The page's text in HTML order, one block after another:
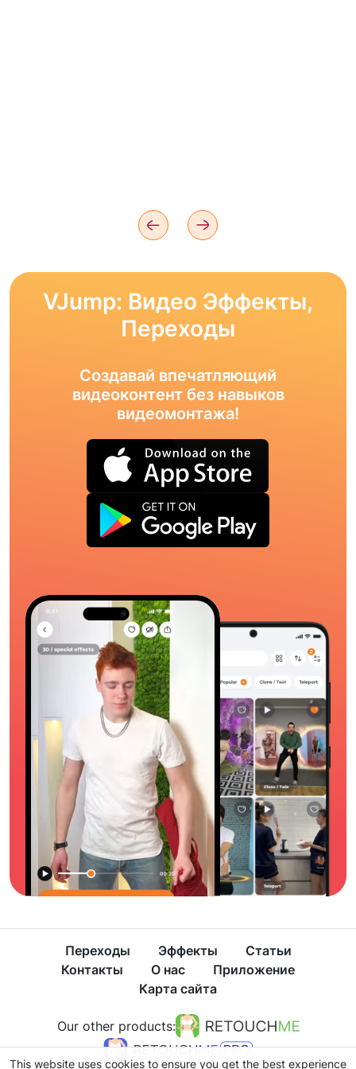
VJump: Видео Эффекты,
Переходы
Создавай впечатляющий
видеоконтент без навыков
видеомонтажа!
Переходы Эффекты
Статьи
Контакты
О нас
Приложение
Карта сайта
Our other products:
This website uses cookies to ensure you get the best experience